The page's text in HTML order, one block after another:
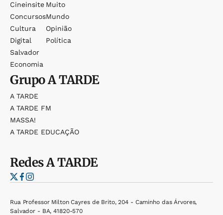
Cineinsite
Concursos
Cultura
Digital
Salvador
Economia
Muito
Mundo
Opinião
Política
GrupoA TARDE
A TARDE
A TARDE FM
MASSA!
A TARDE EDUCAÇÃO
RedesA TARDE
Rua Professor Milton Cayres de Brito, 204 - Caminho das Árvores,
Salvador - BA, 41820-570